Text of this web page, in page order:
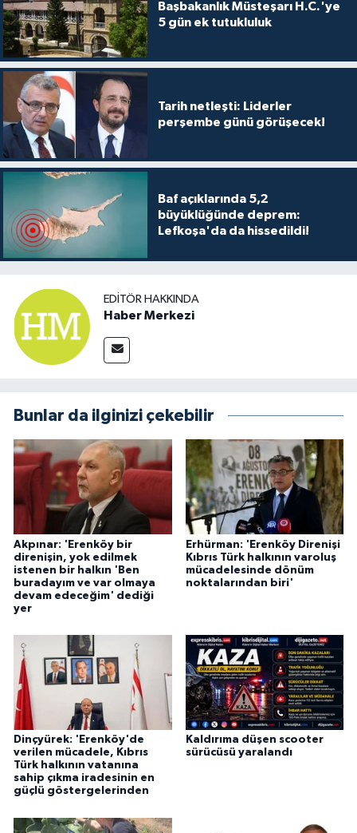
Başbakanlık Müsteşarı H.C.'ye
5 gün ek tutukluluk
Tarih netleşti: Liderler
perşembe günü görüşecek!
Baf açıklarında 5,2
büyüklüğünde deprem:
Lefkoşa'da da hissedildi!
EDITÖR HAKKINDA
Haber Merkezi
Bunlar da ilginizi çekebilir
Akpınar: 'Erenköy bir
direnişin, yok edilmek
istenen bir halkın 'Ben
buradayım ve var olmaya
devam edeceğim' dediği
yer
Erhürman: 'Erenköy Direnişi
Kıbrıs Türk halkının varoluş
mücadelesinde dönüm
noktalarından biri'
Dinçyürek: 'Erenköy'de
verilen mücadele, Kıbrıs
Türk halkının vatanına
sahip çıkma iradesinin en
güçlü göstergelerinden
Kaldırıma düşen scooter
sürücüsü yaralandı